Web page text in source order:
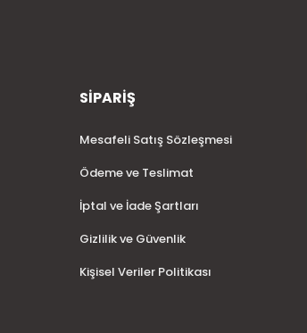
SİPARİŞ
Mesafeli Satış Sözleşmesi
Ödeme ve Teslimat
İptal ve İade Şartları
Gizlilik ve Güvenlik
Kişisel Veriler Politikası